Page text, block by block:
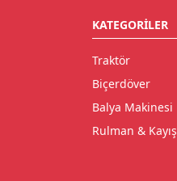
KATEGORILER
Traktör
Biçerdöver
Balya Makinesi
Rulman & Kayış